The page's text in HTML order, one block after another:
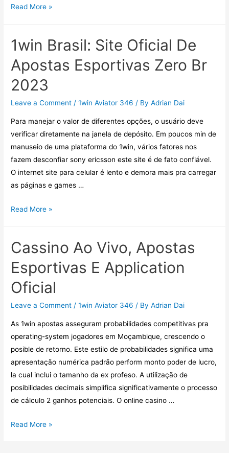
D’Dentine
Baixe
1win
Pra
Android
E
Grátis
Web
Site
Estatal
Read More »
1win Brasil: Site Oficial De
Apostas Esportivas Zero Br
2023
Leave a Comment /1win Aviator 346 / ByAdrian Dai
Para manejar o valor de diferentes opções, o usuário deve
verificar diretamente na janela de depósito. Em poucos min de
manuseio de uma plataforma do 1win, vários fatores nos
fazem desconfiar sony ericsson este site é de fato confiável.
O internet site para celular é lento e demora mais pra carregar
as páginas e games …
1win
Oficial
Apostas
Esportivas
Br
2023
Read More »
Cassino Ao Vivo, Apostas
Esportivas E Application
Oficial
Leave a Comment /1win Aviator 346 / ByAdrian Dai
As 1win apostas asseguram probabilidades competitivas pra
operating-system jogadores em Moçambique, crescendo o
posible de retorno. Este estilo de probabilidades significa uma
apresentação numérica padrão perform monto poder de lucro,
la cual inclui o tamanho da ex profeso. A utilização de
posibilidades decimais simplifica significativamente o processo
de cálculo 2 ganhos potenciais. O online casino …
Cassino
Read More »